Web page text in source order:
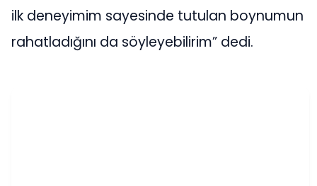
ilk deneyimim sayesinde tutulan boynumun
rahatladığını da söyleyebilirim” dedi.